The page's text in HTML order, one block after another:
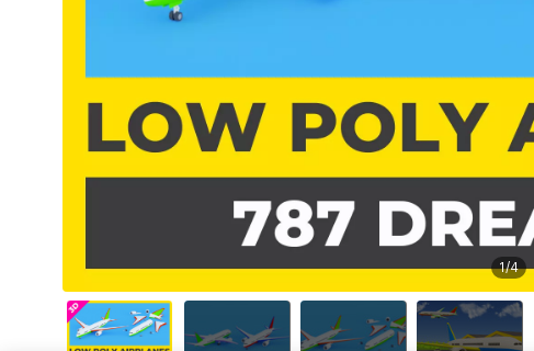
1/4